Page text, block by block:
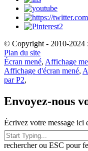
© Copyright - 2010-2024
Plan du site
Écran mené, Affichage
Affichage d'écran mené,
par P2,
Envoyez-nous
Écrivez votre message ici
rechercher ou ESC pour